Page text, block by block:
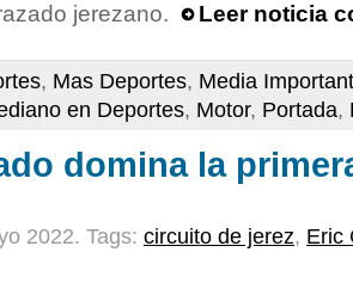
jerezano.
Leer noticia
, Mas Deportes, Media
en Deportes, Motor, Portada,
domina la
2022. Tags: circuito de jerez, Eric